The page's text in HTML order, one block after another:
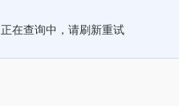
正在查询中，请刷新重试